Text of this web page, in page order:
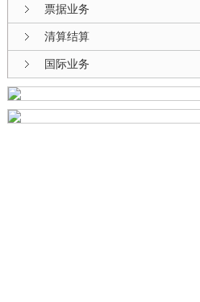
票据业务
清算结算
国际业务